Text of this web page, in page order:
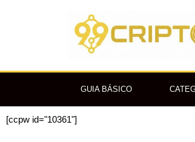
GUIA BÁSICO
[ccpw id="10361"]